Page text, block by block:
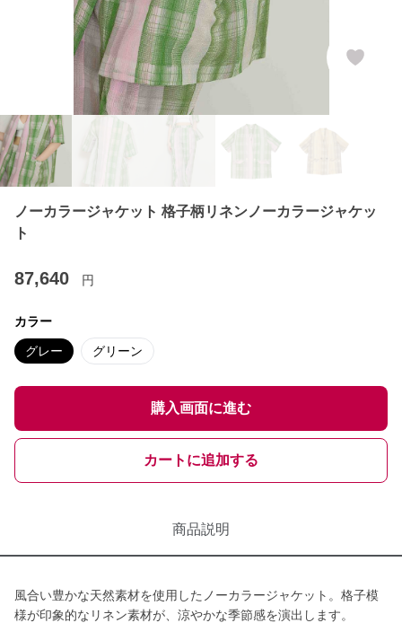
ノーカラージャケット 格子柄リネンノーカラージャケッ
ト
87,640 円
カラー
グレー グリーン
購入画面に進む
カートに追加する
商品説明
風合い豊かな天然素材を使用したノーカラージャケット。格子模
様が印象的なリネン素材が、涼やかな季節感を演出します。